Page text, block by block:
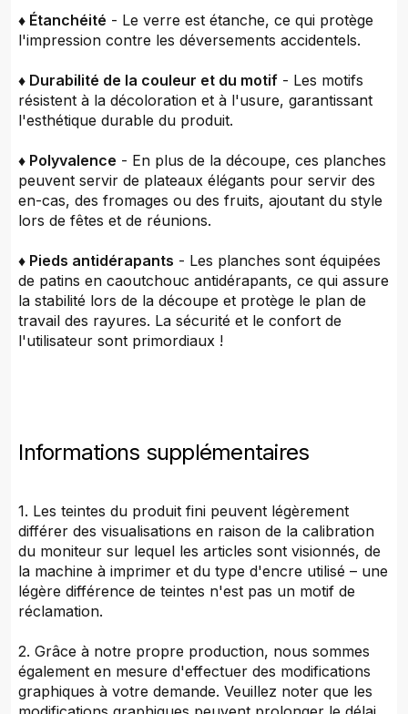
♦ Étanchéité - Le verre est étanche, ce qui protège
l'impression contre les déversements accidentels.
♦ Durabilité de la couleur et du motif - Les motifs
résistent à la décoloration et à l'usure, garantissant
l'esthétique durable du produit.
♦ Polyvalence - En plus de la découpe, ces planches
peuvent servir de plateaux élégants pour servir des
en-cas, des fromages ou des fruits, ajoutant du style
lors de fêtes et de réunions.
♦ Pieds antidérapants - Les planches sont équipées
de patins en caoutchouc antidérapants, ce qui assure
la stabilité lors de la découpe et protège le plan de
travail des rayures. La sécurité et le confort de
l'utilisateur sont primordiaux !
Informations supplémentaires
1. Les teintes du produit fini peuvent légèrement
différer des visualisations en raison de la calibration
du moniteur sur lequel les articles sont visionnés, de
la machine à imprimer et du type d'encre utilisé – une
légère différence de teintes n'est pas un motif de
réclamation.
2. Grâce à notre propre production, nous sommes
également en mesure d'effectuer des modifications
graphiques à votre demande. Veuillez noter que les